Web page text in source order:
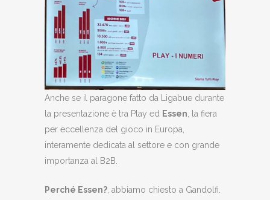
Anche se il paragone fatto da Ligabue durante
la presentazione è tra Play ed Essen, la fiera
per eccellenza del gioco in Europa,
interamente dedicata al settore e con grande
importanza al B2B.
Perché Essen?, abbiamo chiesto a Gandolfi.